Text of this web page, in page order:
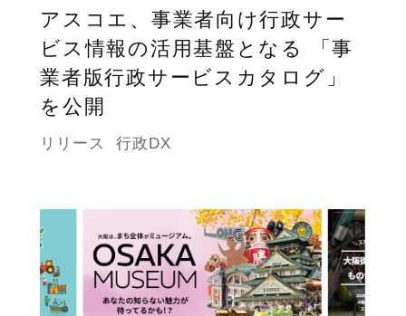
アスコエ、事業者向け行政サー
ビス情報の活用基盤となる 「事
業者版行政サービスカタログ」
を公開
リリース 行政DX